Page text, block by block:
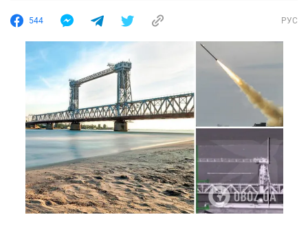
544 РУС